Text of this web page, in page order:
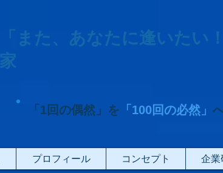
「また、あなたに逢いたい
家
「1回の偶然」を 「100回の必然」
プロフィール コンセプト 企業